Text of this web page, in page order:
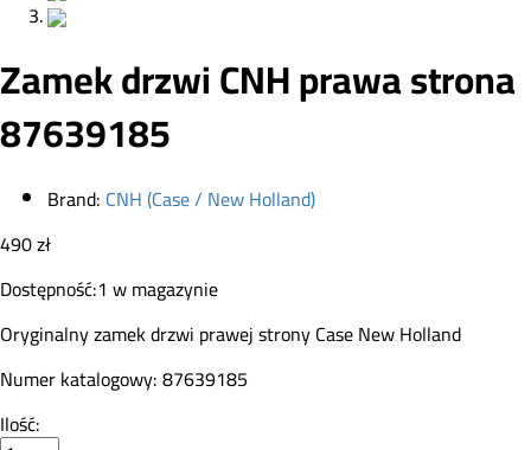
Zamek drzwi CNH prawa strona
87639185
Brand: CNH (Case / New Holland)
490zł
Dostępność:1 w magazynie
Oryginalny zamek drzwi prawej strony Case New Holland
Numer katalogowy: 87639185
Zamek
Ilość: